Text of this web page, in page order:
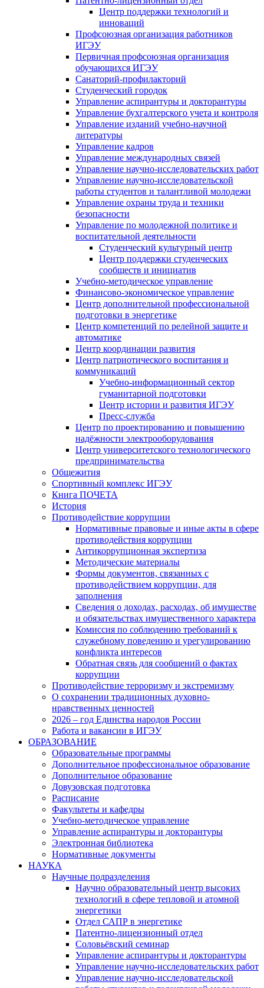
Центр поддержки технологий и
инноваций
Профсоюзная организация работников
ИГЭУ
Первичная профсоюзная организация
обучающихся ИГЭУ
Санаторий-профилакторий
Студенческий городок
Управление аспирантуры и докторантуры
Управление бухгалтерского учета и контроля
Управление изданий учебно-научной
литературы
Упpавление кадpов
Управление международных связей
Управление научно-исследовательских работ
Управление научно-исследовательской
работы студентов и талантливой молодежи
Управление охраны труда и техники
безопасности
Управление по молодежной политике и
воспитательной деятельности
Студенческий культурный центр
Центр поддержки студенческих
сообществ и инициатив
Учебно-методическое управление
Финансово-экономическое управление
Центр дополнительной профессиональной
подготовки в энергетике
Центр компетенций по релейной защите и
автоматике
Центр координации развития
Центр патриотического воспитания и
коммуникаций
Учебно-информационный сектор
гуманитарной подготовки
Центр истории и развития ИГЭУ
Пресс-служба
Центр по проектированию и повышению
надёжности электрооборудования
Центр университетского технологического
предпринимательства
Общежития
Спортивный комплекс ИГЭУ
Книга ПОЧЕТА
История
Противодействие коррупции
Нормативные правовые и иные акты в сфере
противодействия коррупции
Антикоррупционная экспертиза
Методические материалы
Формы документов, связанных с
противодействием коррупции, для
заполнения
Сведения о доходах, расходах, об имуществе
и обязательствах имущественного характера
Комиссия по соблюдению требований к
служебному поведению и урегулированию
конфликта интересов
Обратная связь для сообщений о фактах
коррупции
Противодействие терроризму и экстремизму
О сохранении традиционных духовно-
нравственных ценностей
2026 – год Единства народов России
Работа и вакансии в ИГЭУ
ОБРАЗОВАНИЕ
Образовательные программы
Дополнительное профессиональное образование
Дополнительное образование
Довузовская подготовка
Расписание
Факультеты и кафедры
Учебно-методическое управление
Управление аспирантуры и докторантуры
Электронная библиотека
Нормативные документы
НАУКА
Научные подразделения
Научно образовательный центр высоких
технологий в сфере тепловой и атомной
энергетики
Отдел САПР в энергетике
Патентно-лицензионный отдел
Соловьёвский семинар
Управление аспирантуры и докторантуры
Управление научно-исследовательских работ
Управление научно-исследовательской